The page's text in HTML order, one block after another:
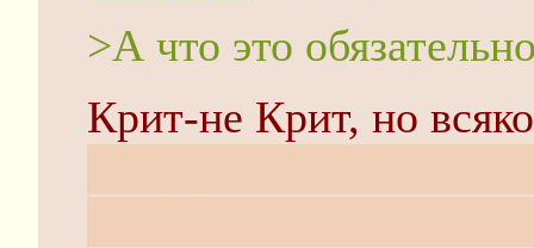
>А что это
Крит-не Крит, но